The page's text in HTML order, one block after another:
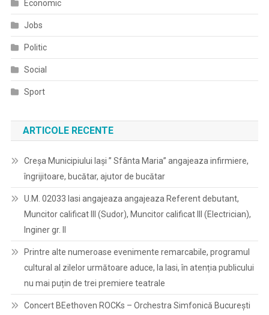
Economic
Jobs
Politic
Social
Sport
ARTICOLE RECENTE
Creșa Municipiului Iași ” Sfânta Maria” angajeaza infirmiere,
îngrijitoare, bucătar, ajutor de bucătar
U.M. 02033 Iasi angajeaza angajeaza Referent debutant,
Muncitor calificat III (Sudor), Muncitor calificat III (Electrician),
Inginer gr. II
Printre alte numeroase evenimente remarcabile, programul
cultural al zilelor următoare aduce, la Iasi, în atenția publicului
nu mai puțin de trei premiere teatrale
Concert BEethoven ROCKs – Orchestra Simfonică București